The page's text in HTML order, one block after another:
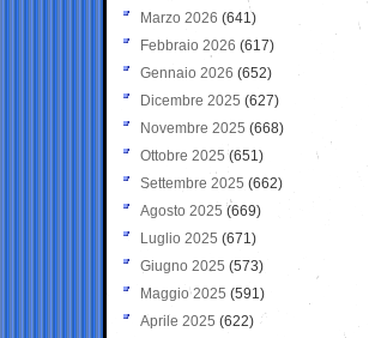
Marzo 2026 (641)
Febbraio 2026 (617)
Gennaio 2026 (652)
Dicembre 2025 (627)
Novembre 2025 (668)
Ottobre 2025 (651)
Settembre 2025 (662)
Agosto 2025 (669)
Luglio 2025 (671)
Giugno 2025 (573)
Maggio 2025 (591)
Aprile 2025 (622)